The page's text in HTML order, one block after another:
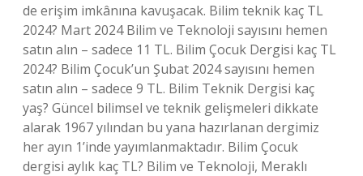
de erişim imkânına kavuşacak. Bilim teknik kaç TL
2024? Mart 2024 Bilim ve Teknoloji sayısını hemen
satın alın – sadece 11 TL. Bilim Çocuk Dergisi kaç TL
2024? Bilim Çocuk’un Şubat 2024 sayısını hemen
satın alın – sadece 9 TL. Bilim Teknik Dergisi kaç
yaş? Güncel bilimsel ve teknik gelişmeleri dikkate
alarak 1967 yılından bu yana hazırlanan dergimiz
her ayın 1’inde yayımlanmaktadır. Bilim Çocuk
dergisi aylık kaç TL? Bilim ve Teknoloji, Meraklı